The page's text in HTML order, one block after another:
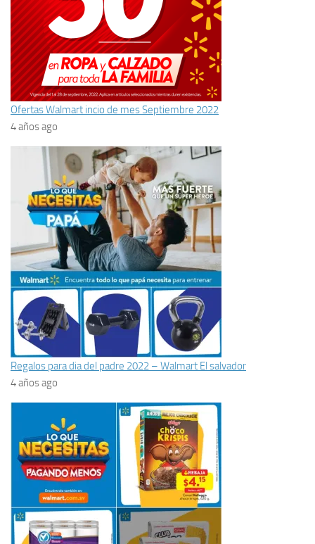
Ofertas Walmart incio de mes Septiembre 2022
4 años ago
Regalos para dia del padre 2022 – Walmart El salvador
4 años ago